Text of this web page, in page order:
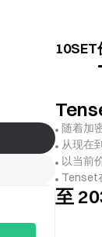
10SET
随着加
从现在
以当前
Tenset
至